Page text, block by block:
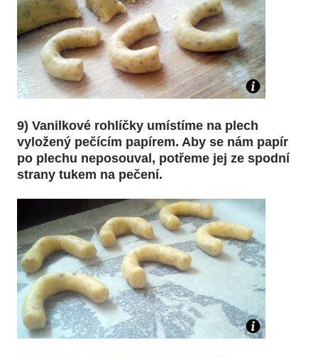
9) Vanilkové rohlíčky umístíme na plech
vyložený pečícím papírem. Aby se nám papír
po plechu neposouval, potřeme jej ze spodní
strany tukem na pečení.